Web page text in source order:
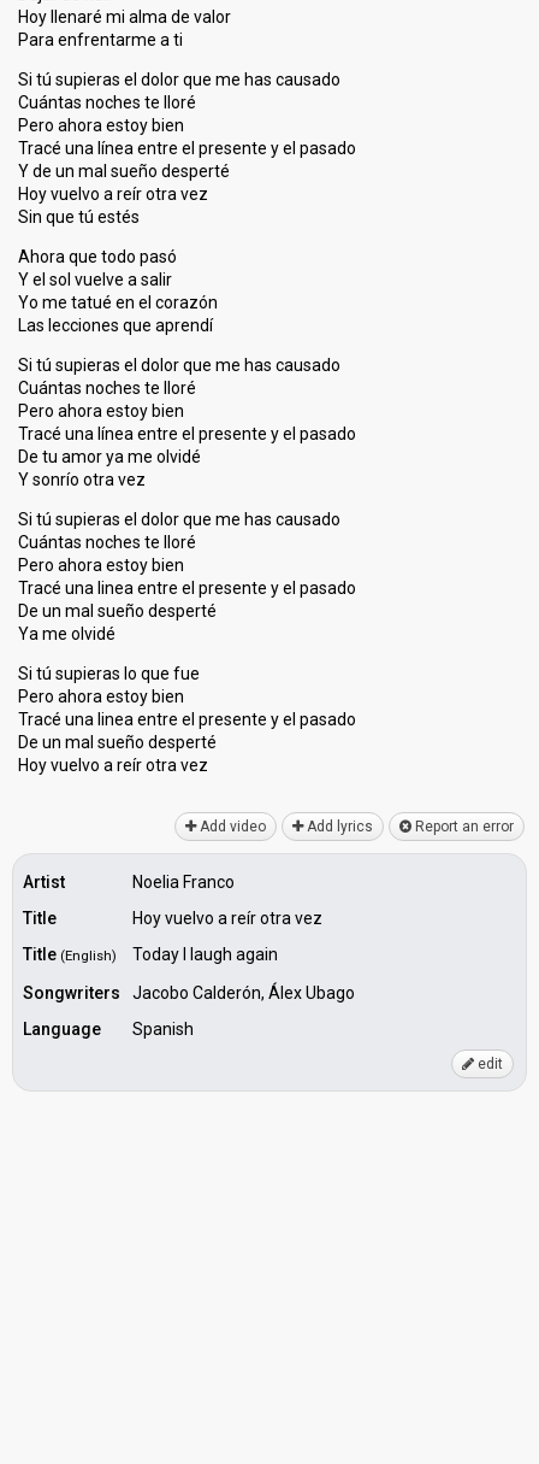
Hoy llenaré mi alma de valor
Para enfrentarme a ti
Si tú supieras el dolor que me has causado
Cuántas noches te lloré
Pero ahora estoy bien
Tracé una línea entre el presente y el pasado
Y de un mal sueño desperté
Hoy vuelvo a reír otra vez
Sin que tú estés
Ahora que todo pasó
Y el sol vuelve a salir
Yo me tatué en el corazón
Las lecciones que aprendí
Si tú supieras el dolor que me has causado
Cuántas noches te lloré
Pero ahora estoy bien
Tracé una línea entre el presente y el pasado
De tu amor ya me olvidé
Y sonrío otra vez
Si tú supieras el dolor que me has causado
Cuántas noches te lloré
Pero ahora estoy bien
Tracé una linea entre el presente y el pasado
De un mal sueño desperté
Ya me olvidé
Si tú supieras lo que fue
Pero ahora estoy bien
Tracé una linea entre el presente y el pasado
De un mal sueño deѕperté
Hoy vuelvo a reír otrа vez
Add video Add lyrics Report an error
Artist
Noelia Franco
Title
Hoy vuelvo a reír otra vez
Title (English)
Today I laugh again
Songwriters
Jacobo Calderón, Álex Ubago
Language
Spanish
edit